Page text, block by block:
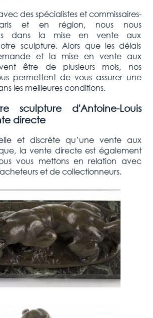
des spécialistes et commissaires-
et en région, nous nous
dans la mise en vente aux
sculpture. Alors que les délais
et la mise en vente aux
être de plusieurs mois, nos
permettent de vous assurer une
les meilleures conditions.
sculpture d'Antoine-Louis
directe
et discrète qu’une vente aux
la vente directe est également
vous mettons en relation avec
et de collectionneurs.